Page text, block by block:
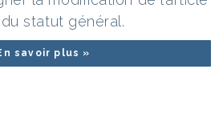
statut général.
savoir plus »